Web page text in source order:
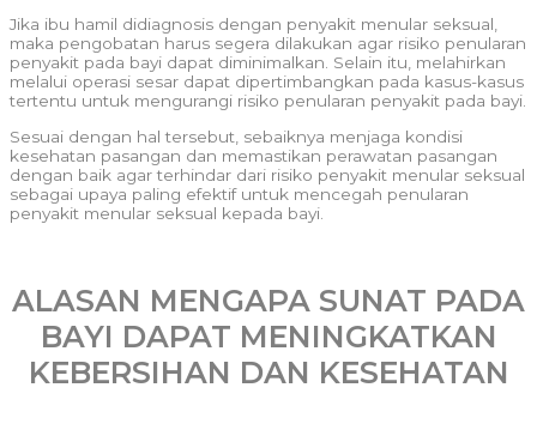
Jika ibu hamil didiagnosis dengan penyakit menular seksual,
maka pengobatan harus segera dilakukan agar risiko penularan
penyakit pada bayi dapat diminimalkan. Selain itu, melahirkan
melalui operasi sesar dapat dipertimbangkan pada kasus-kasus
tertentu untuk mengurangi risiko penularan penyakit pada bayi.
Sesuai dengan hal tersebut, sebaiknya menjaga kondisi
kesehatan pasangan dan memastikan perawatan pasangan
dengan baik agar terhindar dari risiko penyakit menular seksual
sebagai upaya paling efektif untuk mencegah penularan
penyakit menular seksual kepada bayi.
ALASAN MENGAPA SUNAT PADA
BAYI DAPAT MENINGKATKAN
KEBERSIHAN DAN KESEHATAN